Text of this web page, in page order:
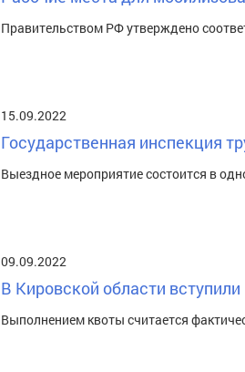
Правительством РФ утверждено
15.09.2022
Государственная инспекция
Выездное мероприятие состоится в
09.09.2022
В Кировской области
Выполнением квоты считается